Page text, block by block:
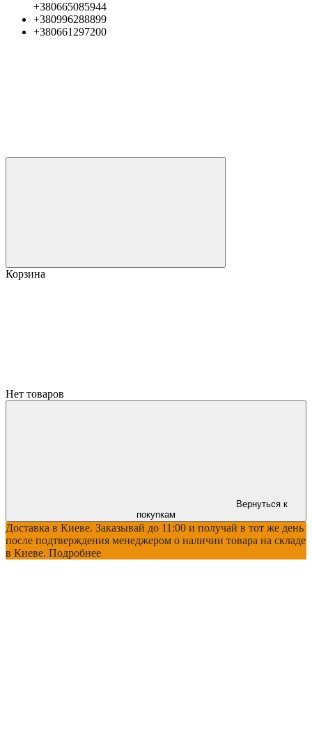
+380665085944
+380996288899
+380661297200
Корзина
Нет товаров
Вернуться к
покупкам
Доставка в Киеве. Заказывай до 11:00 и получай в тот же день
после подтверждения менеджером о наличии товара на складе
в Киеве. Подробнее